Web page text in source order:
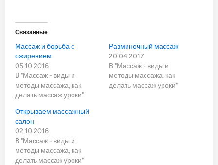
Связанные
Массаж и борьба с
ожирением
05.10.2016
В "Массаж - виды и
методы массажа, как
делать массаж уроки"
Разминочный массаж
20.04.2017
В "Массаж - виды и
методы массажа, как
делать массаж уроки"
Открываем массажный
салон
02.10.2016
В "Массаж - виды и
методы массажа, как
делать массаж уроки"